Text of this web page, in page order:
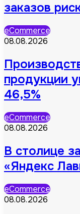
заказов
eCommerce
08.08.2026
продукции
46,5%
eCommerce
08.08.2026
В столице
«Яндекс
eCommerce
08.08.2026